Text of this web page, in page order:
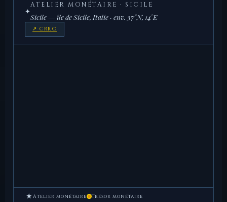
✦
ATELIER MONÉTAIRE · SICILE
Sicile — île de Sicile, Italie · env. 37°N, 14°E
↗ CRRO
★ Atelier monétaire Trésor monétaire